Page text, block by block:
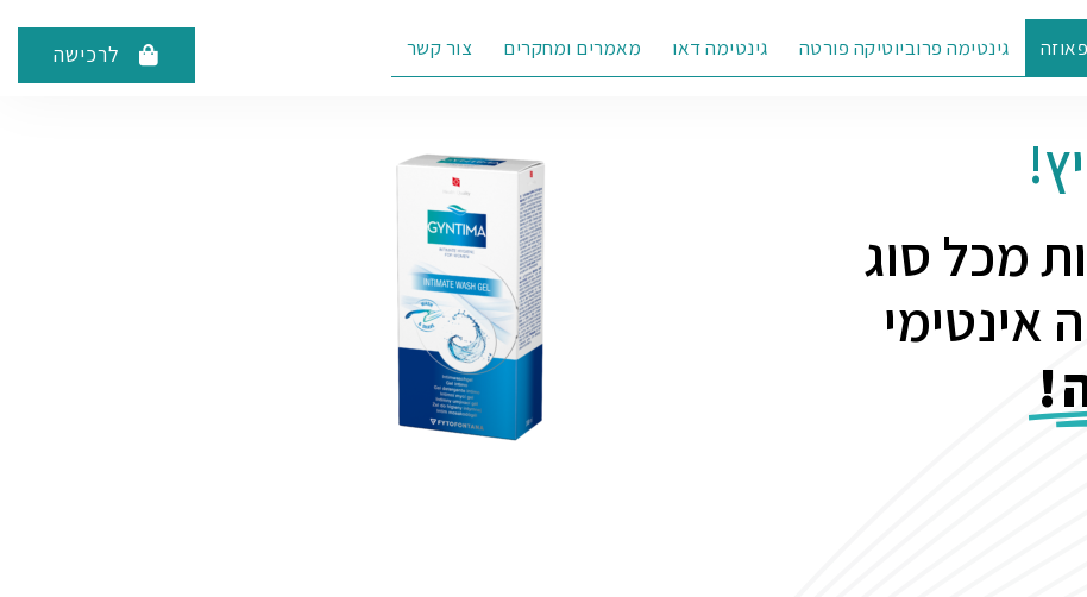
גינטימה פרוביוטיקה פורטה גינטימה דאו מאמרים ומחקרים צור קשר לרכישה
מכל סוג
אינטימי